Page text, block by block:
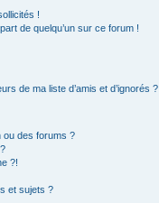
!
de quelqu’un sur ce forum !
de ma liste d’amis et d’ignorés ?
ou des forums ?
?!
et sujets ?